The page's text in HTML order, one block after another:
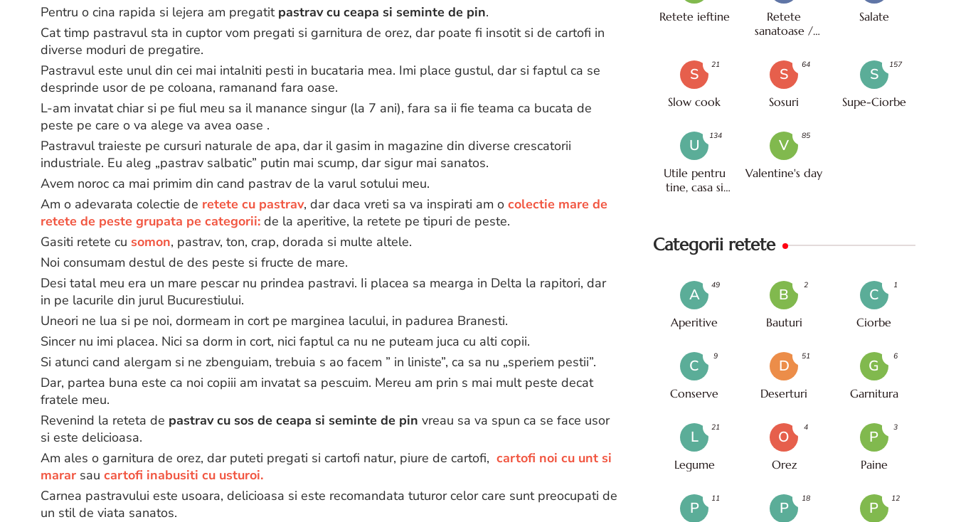
Pentru o cina rapida si lejera am pregatit pastrav cu ceapa si seminte de pin.
Cat timp pastravul sta in cuptor vom pregati si garnitura de orez, dar poate fi insotit si de cartofi in
diverse moduri de pregatire.
Pastravul este unul din cei mai intalniti pesti in bucataria mea. Imi place gustul, dar si faptul ca se
desprinde usor de pe coloana, ramanand fara oase.
L-am invatat chiar si pe fiul meu sa il manance singur (la 7 ani), fara sa ii fie teama ca bucata de
peste pe care o va alege va avea oase .
Pastravul traieste pe cursuri naturale de apa, dar il gasim in magazine din diverse crescatorii
industriale. Eu aleg „pastrav salbatic” putin mai scump, dar sigur mai sanatos.
Avem noroc ca mai primim din cand pastrav de la varul sotului meu.
Am o adevarata colectie de retete cu pastrav, dar daca vreti sa va inspirati am o colectie mare de
retete de peste grupata pe categorii: de la aperitive, la retete pe tipuri de peste.
Gasiti retete cu somon, pastrav, ton, crap, dorada si multe altele.
Noi consumam destul de des peste si fructe de mare.
Desi tatal meu era un mare pescar nu prindea pastravi. Ii placea sa mearga in Delta la rapitori, dar
in pe lacurile din jurul Bucurestiului.
Uneori ne lua si pe noi, dormeam in cort pe marginea lacului, in padurea Branesti.
Sincer nu imi placea. Nici sa dorm in cort, nici faptul ca nu ne puteam juca cu alti copii.
Si atunci cand alergam si ne zbenguiam, trebuia s ao facem ” in liniste”, ca sa nu „speriem pestii”.
Dar, partea buna este ca noi copiii am invatat sa pescuim. Mereu am prin s mai mult peste decat
fratele meu.
Revenind la reteta de pastrav cu sos de ceapa si seminte de pin vreau sa va spun ca se face usor
si este delicioasa.
Am ales o garnitura de orez, dar puteti pregati si cartofi natur, piure de cartofi, cartofi noi cu unt si
marar sau cartofi inabusiti cu usturoi.
Carnea pastravului este usoara, delicioasa si este recomandata tuturor celor care sunt preocupati de
un stil de viata sanatos.
Retete ieftine
Retete
sanatoase /
Salate
S
Slow cook
21
S
Sosuri
64
S
Supe-Ciorbe
157
U
Utile pentru
tine, casa si
134
V
Valentine's day
85
Categorii retete
A
Aperitive
49
B
Bauturi
2
C
Ciorbe
1
C
Conserve
9
D
Deserturi
51
G
Garnitura
6
L
Legume
21
O
Orez
4
P
Paine
3
P
11
P
18
P
12